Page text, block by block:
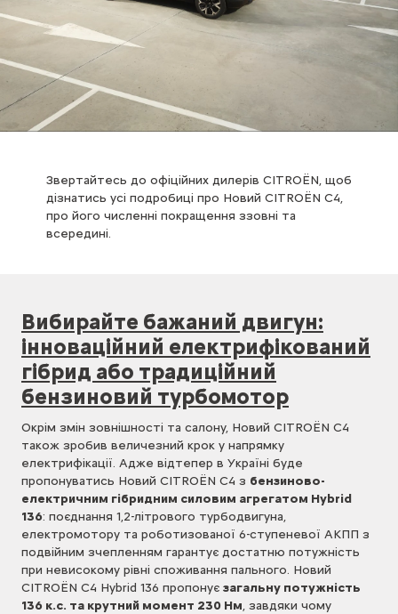
Звертайтесь до офіційних дилерів CITROЁN, щоб
дізнатись усі подробиці про Новий CITROЁN С4,
про його численні покращення ззовні та
всередині.
Вибирайте бажаний двигун:
інноваційний електрифікований
гібрид або традиційний
бензиновий турбомотор
Окрім змін зовнішності та салону, Новий CITROЁN С4
також зробив величезний крок у напрямку
електрифікації. Адже відтепер в Україні буде
пропонуватись Новий CITROЁN С4 з бензиново-
електричним гібридним силовим агрегатом Hybrid
136: поєднання 1,2-літрового турбодвигуна,
електромотору та роботизованої 6-ступеневої АКПП з
подвійним зчепленням гарантує достатню потужність
при невисокому рівні споживання пального. Новий
CITROЁN С4 Hybrid 136 пропонує загальну потужність
136 к.с. та крутний момент 230 Нм, завдяки чому